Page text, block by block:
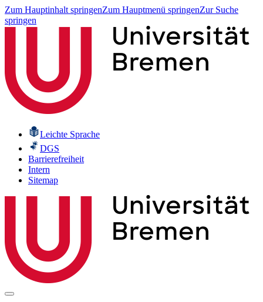
Zum Hauptinhalt springenZum Hauptmenü springenZur Suche
springen
Leichte Sprache
DGS
Barrierefreiheit
Intern
Sitemap